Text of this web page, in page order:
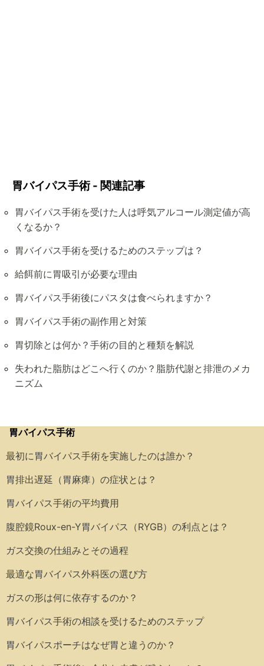
胃バイパス手術 - 関連記事
胃バイパス手術を受けた人は呼気アルコール測定値が高
くなるか？
胃バイパス手術を受けるためのステップは？
給餌前に胃吸引が必要な理由
胃バイパス手術後にパスタは食べられますか？
胃バイパス手術の副作用と対策
胃切除とは何か？手術の目的と種類を解説
失われた脂肪はどこへ行くのか？脂肪代謝と排泄のメカ
ニズム
胃バイパス手術
最初に胃バイパス手術を実施したのは誰か？
胃排出遅延（胃麻痺）の症状とは？
胃バイパス手術の平均費用
腹腔鏡Roux-en-Y胃バイパス（RYGB）の利点とは？
ガス交換の仕組みとその過程
最適な胃バイパス外科医の選び方
ガスの形は何に依存するのか？
胃バイパス手術の相談を受けるためのステップ
胃バイパスポーチはなぜ胃と違うのか？